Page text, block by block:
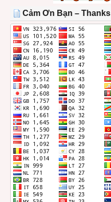
THÁNG
Cảm Ơn Bạn – Thanks